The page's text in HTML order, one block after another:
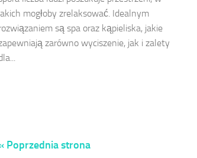
mogłoby zrelaksować. Idealnym
są spa oraz kąpieliska, jakie
zarówno wyciszenie, jak i zalety
Poprzednia strona